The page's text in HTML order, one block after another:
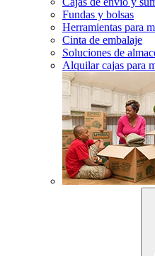
Fundas y bolsas
Herramientas para
Cinta de embalaje
Soluciones de
Alquilar cajas para